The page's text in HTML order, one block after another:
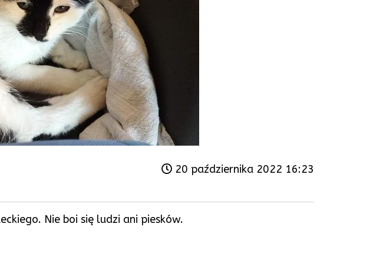
20 października 2022 16:23
Nie boi się ludzi ani piesków.